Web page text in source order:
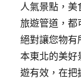
人氣景點，
旅遊管道，都
絕對讓您物有
本東北的美好
遊有效，在把